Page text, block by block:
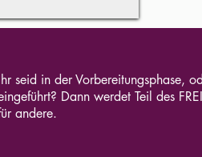
seid in der Vorbereitungsphase,
Dann werdet Teil des
andere.